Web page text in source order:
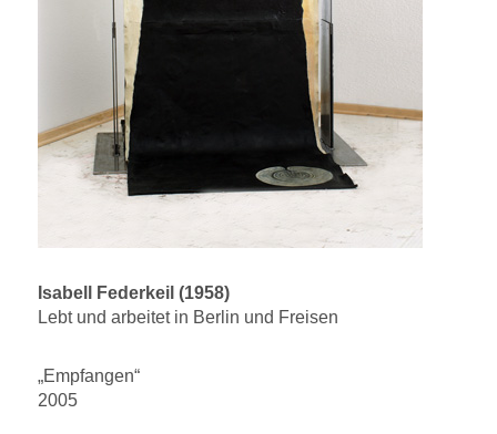
Isabell Federkeil (1958)
Lebt und arbeitet in Berlin und Freisen
„Empfangen“
2005